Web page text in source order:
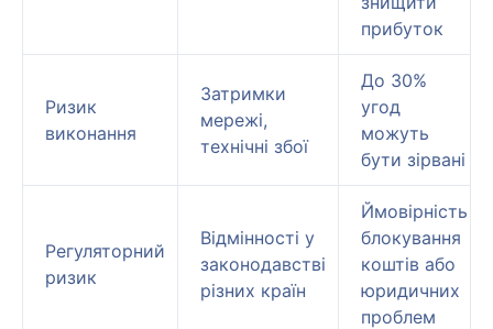
прибуток
Ризик
виконання
Затримки
мережі,
технічні збої
До 30%
угод
можуть
бути зірвані
Регуляторний
ризик
Відмінності у
законодавстві
різних країн
Ймовірність
блокування
коштів або
юридичних
проблем